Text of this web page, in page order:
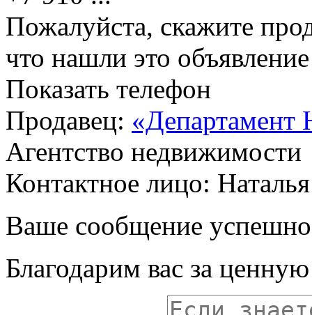
Пожалуйста, скажите
что нашли это
Показать телефон
Продавец: «Департамент
Агентство недвижимости
Контактное лицо: Наталья
Ваше сообщение успешно
Благодарим вас за